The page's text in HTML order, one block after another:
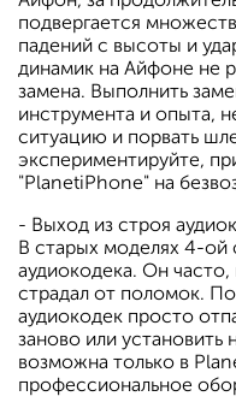
подвергается
падений с высоты и
динамик на Айфоне не
замена. Выполнить
инструмента и опыта,
ситуацию и порвать
экспериментируйте,
"PlanetiPhone" на
- Выход из строя
В старых моделях 4-ой
аудиокодека. Он
страдал от поломок.
аудиокодек просто
заново или установить
возможна только в
профессиональное